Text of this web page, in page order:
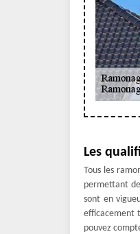
Les
Tous les
permettant
sont en
efficacement
pouvez